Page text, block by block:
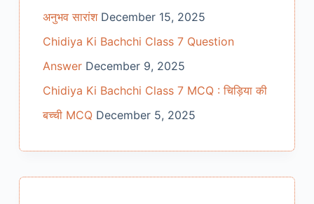
अनुभव सारांश December 15, 2025
Chidiya Ki Bachchi Class 7 Question
Answer December 9, 2025
Chidiya Ki Bachchi Class 7 MCQ : चिड़िया की
बच्ची MCQ December 5, 2025